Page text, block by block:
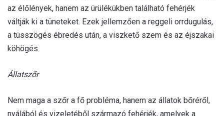
az élőlények, hanem az ürülékükben található fehérjék
váltják ki a tüneteket. Ezek jellemzően a reggeli orrdugulás,
a tüsszögés ébredés után, a viszkető szem és az éjszakai
köhögés.
Állatszőr
Nem maga a szőr a fő probléma, hanem az állatok bőréről,
nyálából és vizeletéből származó fehérjék, amelyek a